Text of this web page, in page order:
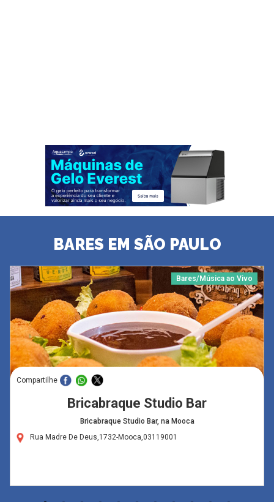
BARES EM SÃO PAULO
Bares/Música ao Vivo
Compartilhe
Bricabraque Studio Bar
Bricabraque Studio Bar, na Mooca
Rua Madre De Deus,1732-Mooca,03119001